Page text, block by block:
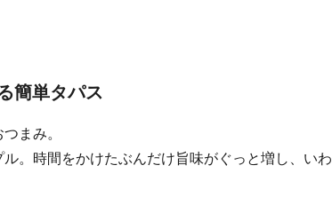
簡単タパス
まみ。
。時間をかけたぶんだけ旨味がぐっと増し、いわ